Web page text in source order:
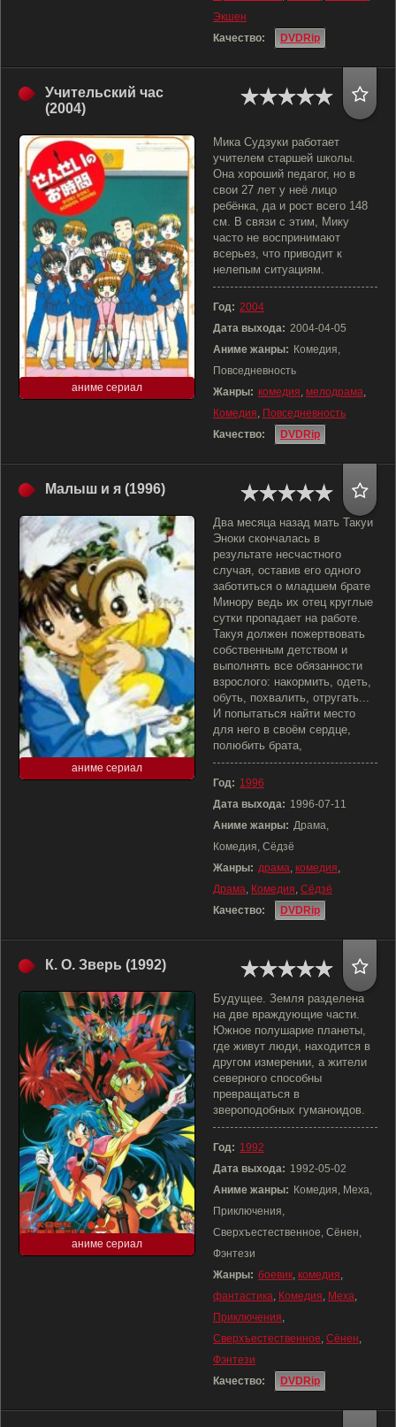
Экшен
Качество:
DVDRip
Учительский час
(2004)
аниме сериал
Мика Судзуки работает
учителем старшей школы.
Она хороший педагог, но в
свои 27 лет у неё лицо
ребёнка, да и рост всего 148
см. В связи с этим, Мику
часто не воспринимают
всерьез, что приводит к
нелепым ситуациям.
Год: 2004
Дата выхода: 2004-04-05
Аниме жанры: Комедия,
Повседневность
Жанры: комедия, мелодрама,
Комедия, Повседневность
Качество:
DVDRip
Малыш и я (1996)
аниме сериал
Два месяца назад мать Такуи
Эноки скончалась в
результате несчастного
случая, оставив его одного
заботиться о младшем брате
Минору ведь их отец круглые
сутки пропадает на работе.
Такуя должен пожертвовать
собственным детством и
выполнять все обязанности
взрослого: накормить, одеть,
обуть, похвалить, отругать...
И попытаться найти место
для него в своём сердце,
полюбить брата,
Год: 1996
Дата выхода: 1996-07-11
Аниме жанры: Драма,
Комедия, Сёдзё
Жанры: драма, комедия,
Драма, Комедия, Сёдзё
Качество:
DVDRip
К. О. Зверь (1992)
аниме сериал
Будущее. Земля разделена
на две враждующие части.
Южное полушарие планеты,
где живут люди, находится в
другом измерении, а жители
северного способны
превращаться в
звероподобных гуманоидов.
Год: 1992
Дата выхода: 1992-05-02
Аниме жанры: Комедия, Меха,
Приключения,
Сверхъестественное, Сёнен,
Фэнтези
Жанры: боевик, комедия,
фантастика, Комедия, Меха,
Приключения,
Сверхъестественное, Сёнен,
Фэнтези
Качество:
DVDRip